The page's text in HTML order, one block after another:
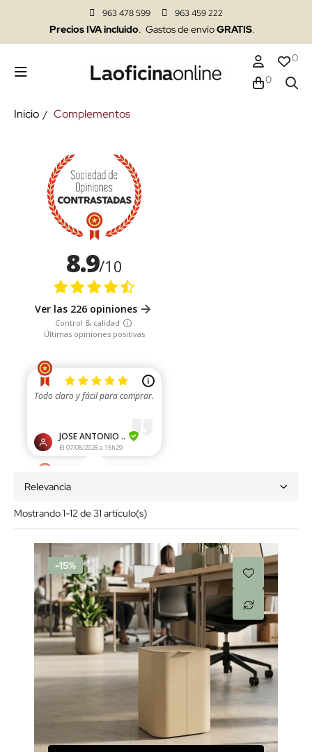
963 478 599 963 459 222
Precios IVA incluido. Gastos de envíoGRATIS.
0
0
Inicio Complementos
Relevancia
Mostrando 1-12 de 31 artículo(s)
-15%